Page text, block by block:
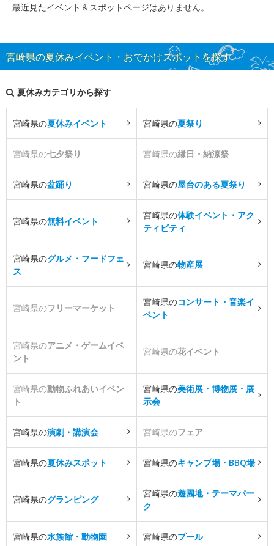
最近見たイベント＆スポットページはありません。
宮崎県の夏休みイベント・おでかけスポットを探す
夏休みカテゴリから探す
宮崎県の夏休みイベント 宮崎県の夏祭り
宮崎県の七夕祭り 宮崎県の縁日・納涼祭
宮崎県の盆踊り 宮崎県の屋台のある夏祭り
宮崎県の無料イベント
宮崎県の体験イベント・アク
ティビティ
宮崎県のグルメ・フードフェ
ス
宮崎県の物産展
宮崎県のフリーマーケット
宮崎県のコンサート・音楽イ
ベント
宮崎県のアニメ・ゲームイベ
ント
宮崎県の花イベント
宮崎県の動物ふれあいイベン
ト
宮崎県の美術展・博物展・展
示会
宮崎県の演劇・講演会 宮崎県のフェア
宮崎県の夏休みスポット 宮崎県のキャンプ場・BBQ場
宮崎県のグランピング
宮崎県の遊園地・テーマパー
ク
宮崎県の水族館・動物園 宮崎県のプール